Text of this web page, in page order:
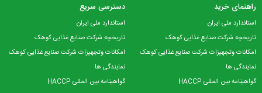
راهنمای خرید
استاندارد ملی ایران
تاریخچه شرکت صنایع غذایی کوهک
امکانات وتجهیزات شرکت صنایع غذایی کوهک
نمایندگی ها
گواهینامه بین المللی HACCP
دسترسی سریع
استاندارد ملی ایران
تاریخچه شرکت صنایع غذایی کوهک
امکانات وتجهیزات شرکت صنایع غذایی کوهک
نمایندگی ها
گواهینامه بین المللی HACCP